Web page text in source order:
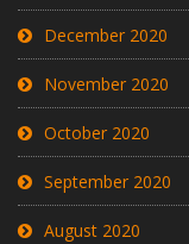
December 2020
November 2020
October 2020
September 2020
August 2020